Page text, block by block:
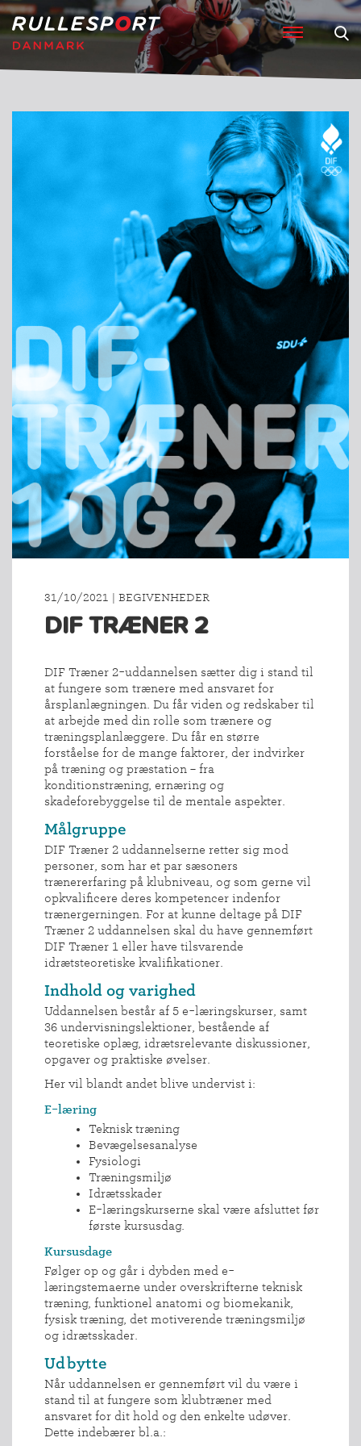
31/10/2021 | BEGIVENHEDER
DIF TRÆNER 2
DIF Træner 2-uddannelsen sætter dig i stand til
at fungere som trænere med ansvaret for
årsplanlægningen. Du får viden og redskaber til
at arbejde med din rolle som trænere og
træningsplanlæggere. Du får en større
forståelse for de mange faktorer, der indvirker
på træning og præstation – fra
konditionstræning, ernæring og
skadeforebyggelse til de mentale aspekter.
Målgruppe
DIF Træner 2 uddannelserne retter sig mod
personer, som har et par sæsoners
trænererfaring på klubniveau, og som gerne vil
opkvalificere deres kompetencer indenfor
trænergerningen. For at kunne deltage på DIF
Træner 2 uddannelsen skal du have gennemført
DIF Træner 1 eller have tilsvarende
idrætsteoretiske kvalifikationer.
Indhold og varighed
Uddannelsen består af 5 e-læringskurser, samt
36 undervisningslektioner, bestående af
teoretiske oplæg, idrætsrelevante diskussioner,
opgaver og praktiske øvelser.
Her vil blandt andet blive undervist i:
E-læring
Teknisk træning
Bevægelsesanalyse
Fysiologi
Træningsmiljø
Idrætsskader
E-læringskurserne skal være afsluttet før
første kursusdag.
Kursusdage
Følger op og går i dybden med e-
læringstemaerne under overskrifterne teknisk
træning, funktionel anatomi og biomekanik,
fysisk træning, det motiverende træningsmiljø
og idrætsskader.
Udbytte
Når uddannelsen er gennemført vil du være i
stand til at fungere som klubtræner med
ansvaret for dit hold og den enkelte udøver.
Dette indebærer bl.a.: